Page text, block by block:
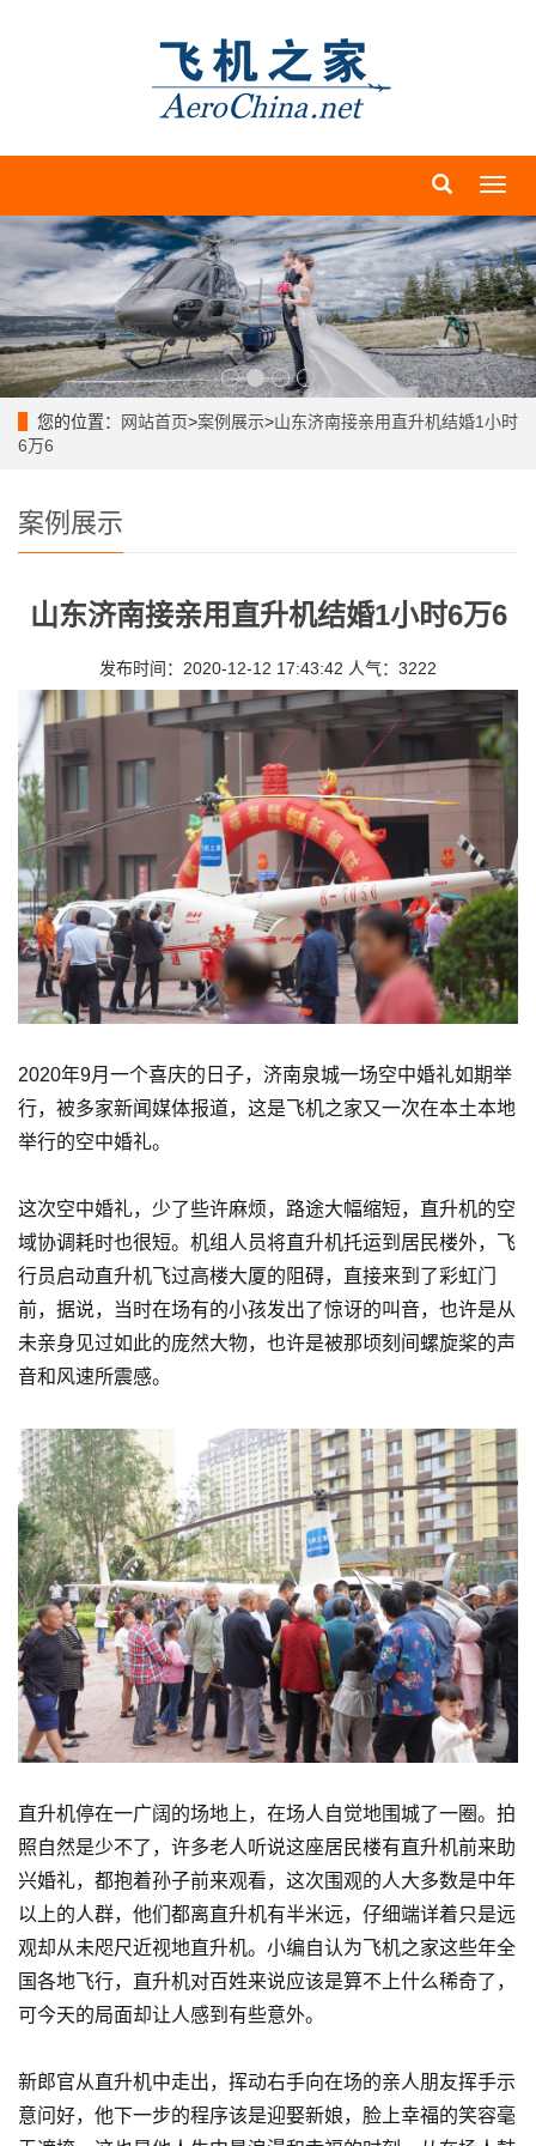
导
菜
单
您的位置： 网站首页>案例展示>山东济南接亲用直升机结婚1小时
6万6
案例展示
山东济南接亲用直升机结婚1小时6万6
发布时间：2020-12-12 17:43:42 人气：3222
2020年9月一个喜庆的日子，济南泉城一场空中婚礼如期举
行，被多家新闻媒体报道，这是飞机之家又一次在本土本地
举行的空中婚礼。
这次空中婚礼，少了些许麻烦，路途大幅缩短，直升机的空
域协调耗时也很短。机组人员将直升机托运到居民楼外，飞
行员启动直升机飞过高楼大厦的阻碍，直接来到了彩虹门
前，据说，当时在场有的小孩发出了惊讶的叫音，也许是从
未亲身见过如此的庞然大物，也许是被那顷刻间螺旋桨的声
音和风速所震感。
直升机停在一广阔的场地上，在场人自觉地围城了一圈。拍
照自然是少不了，许多老人听说这座居民楼有直升机前来助
兴婚礼，都抱着孙子前来观看，这次围观的人大多数是中年
以上的人群，他们都离直升机有半米远，仔细端详着只是远
观却从未咫尺近视地直升机。小编自认为飞机之家这些年全
国各地飞行，直升机对百姓来说应该是算不上什么稀奇了，
可今天的局面却让人感到有些意外。
新郎官从直升机中走出，挥动右手向在场的亲人朋友挥手示
意问好，他下一步的程序该是迎娶新娘，脸上幸福的笑容毫